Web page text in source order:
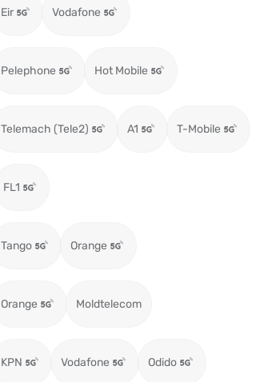
Eir Vodafone
Pelephone Hot Mobile
Telemach (Tele2) A1 T-Mobile
FL1
Tango Orange
Orange Moldtelecom
KPN Vodafone Odido